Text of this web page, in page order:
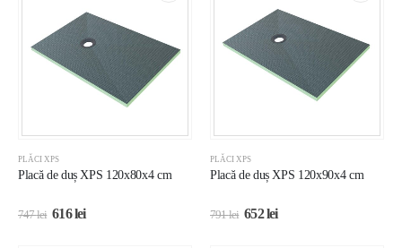
PLĂCI XPS
Placă de duș XPS 120x80x4 cm
747lei 616lei
PLĂCI XPS
Placă de duș XPS 120x90x4 cm
791lei 652lei